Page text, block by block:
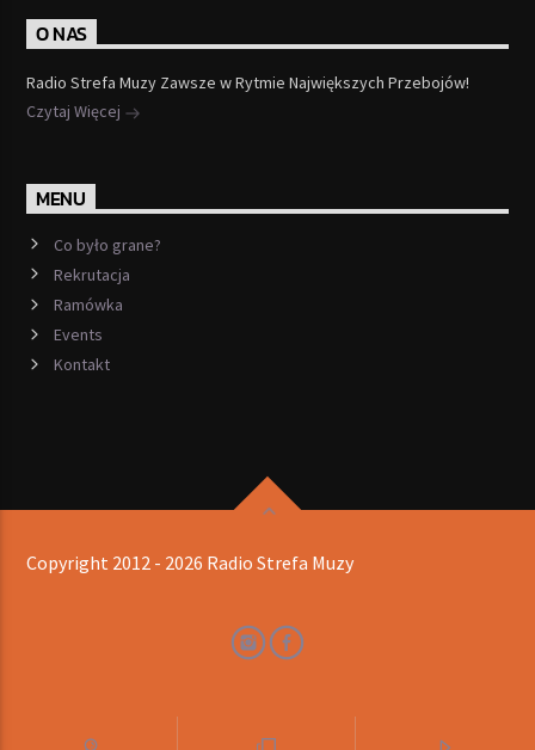
O NAS
Radio Strefa Muzy Zawsze w Rytmie Największych Przebojów!
Czytaj Więcej
MENU
Co było grane?
Rekrutacja
Ramówka
Events
Kontakt
Copyright 2012 - 2026 Radio Strefa Muzy